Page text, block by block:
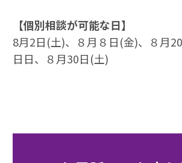
【個別相談が可能な日】
8月2日(土)、８月８日(金)、８月
日日、８月30日(土)